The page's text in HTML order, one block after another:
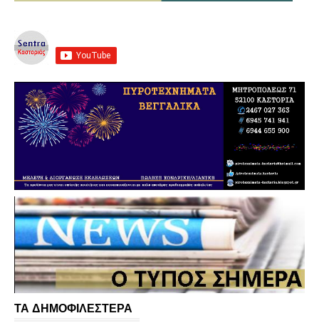
ΤΑ ΔΗΜΟΦΙΛΕΣΤΕΡΑ